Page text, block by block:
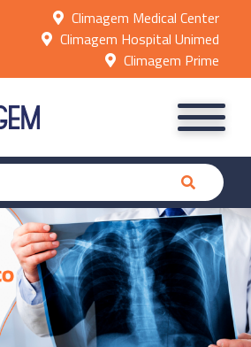
Climagem Medical Center
Climagem Hospital Unimed
Climagem Prime